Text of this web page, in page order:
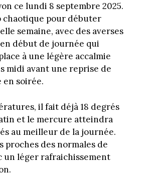
ce lundi 8 septembre 2025.
chaotique pour débuter
semaine, avec des averses
début de journée qui
à une légère accalmie
midi avant une reprise de
soirée.
il fait déjà 18 degrés
et le mercure atteindra
au meilleur de la journée.
proches des normales de
un léger rafraichissement